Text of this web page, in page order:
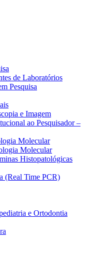
de Laboratórios
Pesquisa
e Imagem
ao Pesquisador –
Molecular
Molecular
Histopatológicas
(Real Time PCR)
e Ortodontia